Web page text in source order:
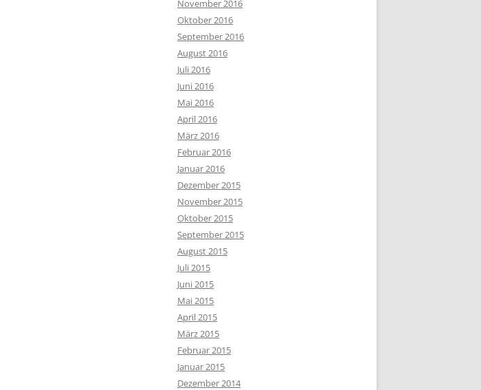
November 2016
Oktober 2016
September 2016
August 2016
Juli 2016
Juni 2016
Mai 2016
April 2016
März 2016
Februar 2016
Januar 2016
Dezember 2015
November 2015
Oktober 2015
September 2015
August 2015
Juli 2015
Juni 2015
Mai 2015
April 2015
März 2015
Februar 2015
Januar 2015
Dezember 2014